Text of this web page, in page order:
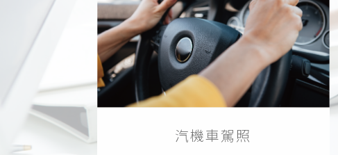
汽機車駕照